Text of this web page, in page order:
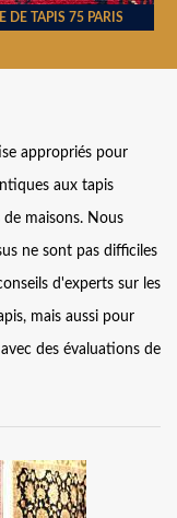
DE TAPIS 75 PARIS
appropriés pour
aux tapis
maisons. Nous
ne sont pas difficiles
d'experts sur les
mais aussi pour
des évaluations de